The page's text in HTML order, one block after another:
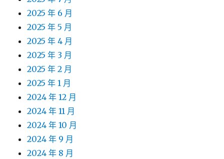
2025 年 6 月
2025 年 5 月
2025 年 4 月
2025 年 3 月
2025 年 2 月
2025 年 1 月
2024 年 12 月
2024 年 11 月
2024 年 10 月
2024 年 9 月
2024 年 8 月